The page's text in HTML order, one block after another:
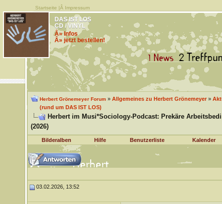
Startseite |Â Impressum
DAS IST LOS
CD / VINYL
Â» Infos
Â» jetzt bestellen!
Herbert Grönemeyer Forum» Allgemeines zu Herbert Grönemeyer»
(rund um DAS IST LOS)
Herbert im Musi*Sociology-Podcast: Prekäre
(2026)
Bilderalben Hilfe Benutzerliste Kalender
03.02.2026, 13:52